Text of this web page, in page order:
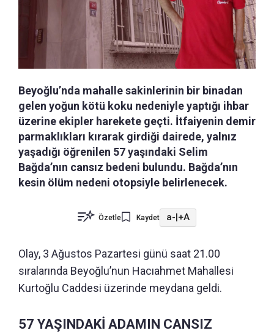
Beyoğlu’nda mahalle sakinlerinin bir binadan
gelen yoğun kötü koku nedeniyle yaptığı ihbar
üzerine ekipler harekete geçti. İtfaiyenin demir
parmaklıkları kırarak girdiği dairede, yalnız
yaşadığı öğrenilen 57 yaşındaki Selim
Bağda’nın cansız bedeni bulundu. Bağda’nın
kesin ölüm nedeni otopsiyle belirlenecek.
Özetle Kaydet a-|+A
Olay, 3 Ağustos Pazartesi günü saat 21.00
sıralarında Beyoğlu’nun Hacıahmet Mahallesi
Kurtoğlu Caddesi üzerinde meydana geldi.
57 YAŞINDAKİ ADAMIN CANSIZ